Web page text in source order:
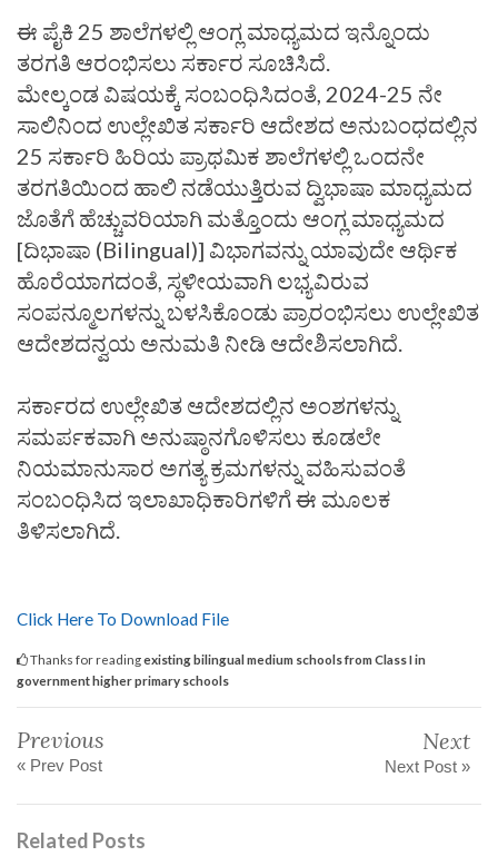
ಈ ಪೈಕಿ 25 ಶಾಲೆಗಳಲ್ಲಿ ಆಂಗ್ಲ ಮಾಧ್ಯಮದ ಇನ್ನೊಂದು
ತರಗತಿ ಆರಂಭಿಸಲು ಸರ್ಕಾರ ಸೂಚಿಸಿದೆ.
ಮೇಲ್ಕಂಡ ವಿಷಯಕ್ಕೆ ಸಂಬಂಧಿಸಿದಂತೆ, 2024-25 ನೇ
ಸಾಲಿನಿಂದ ಉಲ್ಲೇಖಿತ ಸರ್ಕಾರಿ ಆದೇಶದ ಅನುಬಂಧದಲ್ಲಿನ
25 ಸರ್ಕಾರಿ ಹಿರಿಯ ಪ್ರಾಥಮಿಕ ಶಾಲೆಗಳಲ್ಲಿ ಒಂದನೇ
ತರಗತಿಯಿಂದ ಹಾಲಿ ನಡೆಯುತ್ತಿರುವ ದ್ವಿಭಾಷಾ ಮಾಧ್ಯಮದ
ಜೊತೆಗೆ ಹೆಚ್ಚುವರಿಯಾಗಿ ಮತ್ತೊಂದು ಆಂಗ್ಲ ಮಾಧ್ಯಮದ
[ದಿಭಾಷಾ (Bilingual)] ವಿಭಾಗವನ್ನು ಯಾವುದೇ ಆರ್ಥಿಕ
ಹೊರೆಯಾಗದಂತೆ, ಸ್ಥಳೀಯವಾಗಿ ಲಭ್ಯವಿರುವ
ಸಂಪನ್ಮೂಲಗಳನ್ನು ಬಳಸಿಕೊಂಡು ಪ್ರಾರಂಭಿಸಲು ಉಲ್ಲೇಖಿತ
ಆದೇಶದನ್ವಯ ಅನುಮತಿ ನೀಡಿ ಆದೇಶಿಸಲಾಗಿದೆ.
ಸರ್ಕಾರದ ಉಲ್ಲೇಖಿತ ಆದೇಶದಲ್ಲಿನ ಅಂಶಗಳನ್ನು
ಸಮರ್ಪಕವಾಗಿ ಅನುಷ್ಠಾನಗೊಳಿಸಲು ಕೂಡಲೇ
ನಿಯಮಾನುಸಾರ ಅಗತ್ಯ ಕ್ರಮಗಳನ್ನು ವಹಿಸುವಂತೆ
ಸಂಬಂಧಿಸಿದ ಇಲಾಖಾಧಿಕಾರಿಗಳಿಗೆ ಈ ಮೂಲಕ
ತಿಳಿಸಲಾಗಿದೆ.
Click Here To Download File
Thanks for readingexisting bilingual medium schools from Class I in
government higher primary schools
Previous
« Prev Post
Next
Next Post »
Related Posts